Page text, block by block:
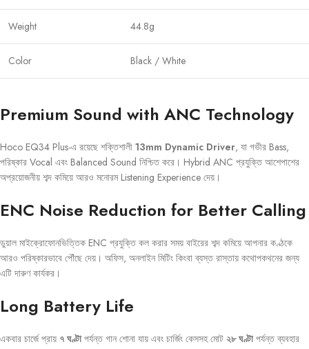
Weight 44.8g
Color Black / White
Premium Sound with ANC Technology
Hoco EQ34 Plus-এ রয়েছে শক্তিশালী 13mm Dynamic Driver, যা গভীর Bass,
পরিষ্কার Vocal এবং Balanced Sound নিশ্চিত করে। Hybrid ANC প্রযুক্তি আশেপাশের
অপ্রয়োজনীয় শব্দ কমিয়ে আরও মনোরম Listening Experience দেয়।
ENC Noise Reduction for Better Calling
ডুয়াল মাইক্রোফোনভিত্তিক ENC প্রযুক্তি কল করার সময় বাইরের শব্দ কমিয়ে আপনার কণ্ঠকে
আরও পরিষ্কারভাবে পৌঁছে দেয়। অফিস, অনলাইন মিটিং কিংবা ব্যস্ত রাস্তায় কথোপকথনের জন্য
এটি দারুণ কার্যকর।
Long Battery Life
একবার চার্জে প্রায় ৭ ঘণ্টাপর্যন্ত গান শোনা যায় এবং চার্জিং কেসসহ মোট ২৮ ঘণ্টাপর্যন্ত ব্যবহার